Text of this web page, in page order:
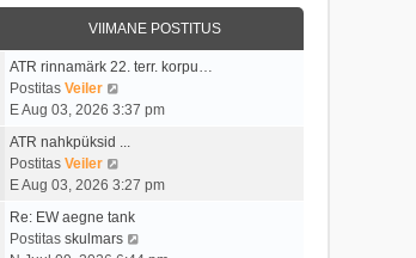
t
t
s
s
t
p
o
t
u
t
i
a
s
t
o
s
t
i
t
t
a
v
i
i
m
s
t
o
s
VIIMANE POSTITUS
ATR rinnamärk 22. terr. korpu…
Postitas Veiler
a
t
v
i
i
E Aug 03, 2026 3:37 pm
ATR nahkpüksid ...
Postitas Veiler
a
t
a
E Aug 03, 2026 3:27 pm
Re: EW aegne tank
Postitas skulmars